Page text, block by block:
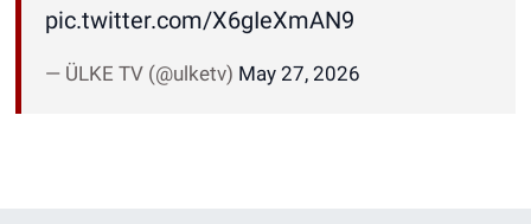
pic.twitter.com/X6gIeXmAN9
— ÜLKE TV (@ulketv) May 27, 2026